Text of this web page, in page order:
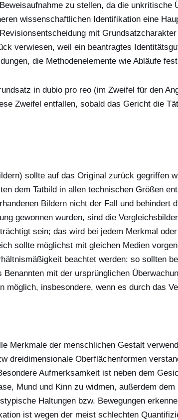
zu stellen, da die
wissenschaftlichen Identifikation eine
mit
verwiesen, weil ein beantragtes
die Methodenelemente wie Abläufe
in dubio pro reo (im Zweifel für den
Zweifel entfallen, sobald das Gericht die
sollte auf das Original zurück gegriffen
dem Tatbild in allen technischen Größen
Bildern nicht der Fall und
gewonnen wurden, sind die
sein; das wird bei jedem Merkmal
sollte möglichst mit gleichen Medien
beachtet werden: so sollten
Benannten mit der ursprünglichen
möglich, insbesondere, wenn es durch das
Merkmale der menschlichen Gestalt
dreidimensionale Oberflächenformen
Aufmerksamkeit ist neben dem
Mund und Kinn zu widmen, außerdem
Haltungen bzw. Bewegungen
ist wegen der meist schlechten